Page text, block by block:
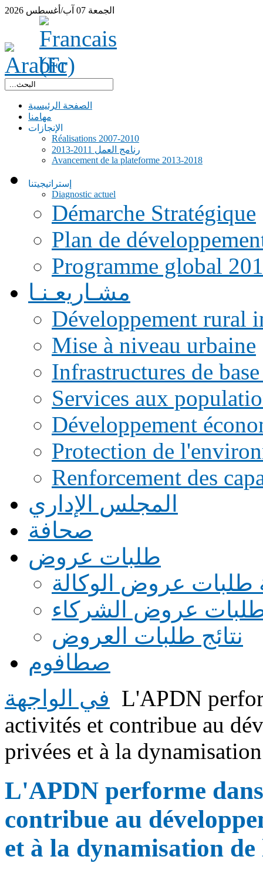
الجمعة 07 آب/أغسطس 2026
الصفحة الرئيسية
مهامنا
الإنجازات
Réalisations 2007-2010
رنامج العمل 2011-2013
Avancement de la plateforme 2013-2018
إستراتيجيتنا
Diagnostic actuel
Démarche Stratégique
Plan de
Programme global
مشـاريعـنـا
Développement rural
Mise à niveau urbaine
Infrastructures de
Services aux
Développement
Protection de
Renforcement des
المجلس الإداري
صحافة
طلبات عروض
طلبات عروض الوكالة
طلبات عروض الشركاء
نتائج طلبات العروض
صطافوم
في الواجهة L'APDN
activités et contribue au
privées et à la
L'APDN performe
contribue au
et à la dynamisation